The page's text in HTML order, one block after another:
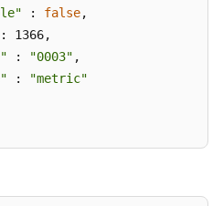
: false,
: 1366,
: "0003" ,
:
"metric"